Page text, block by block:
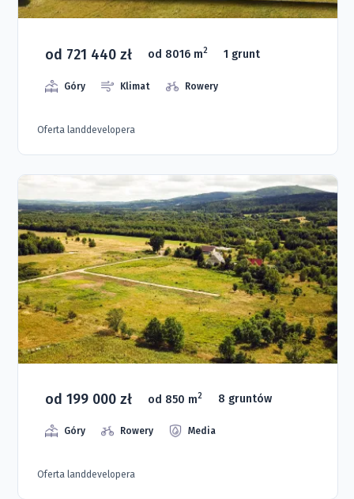
od 721 440 zł od 8016 m2 1 grunt
Góry Klimat Rowery
Oferta landdevelopera
od 199 000 zł od 850 m2 8 gruntów
Góry Rowery Media
Oferta landdevelopera